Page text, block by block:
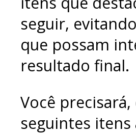
seguir,
que possam
resultado final.
Você
seguintes itens